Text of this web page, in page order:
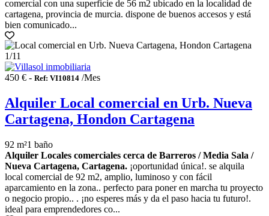
comercial con una superficie de 56 m2 ubicado en la localidad de
cartagena, provincia de murcia. dispone de buenos accesos y está
bien comunicado...
1/11
450 € - Ref: VI10814 /Mes
Alquiler Local comercial en Urb. Nueva
Cartagena, Hondon Cartagena
92 m²1 baño
Alquiler Locales comerciales cerca de Barreros / Media Sala /
Nueva Cartagena, Cartagena. ¡oportunidad única!. se alquila
local comercial de 92 m2, amplio, luminoso y con fácil
aparcamiento en la zona.. perfecto para poner en marcha tu proyecto
o negocio propio.. . ¡no esperes más y da el paso hacia tu futuro!.
ideal para emprendedores co...